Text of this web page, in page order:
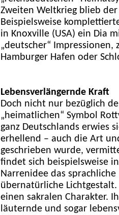
Zweiten Weltkrieg blieb
Beispielsweise
in Knoxville (USA) ein Dia
„deutscher“
Hamburger Hafen oder
Lebensverlängernde Kraft
Doch nicht nur bezüglich
„heimatlichen“ Symbol
ganz Deutschlands erwies
erhellend – auch die Art
geschrieben wurde,
findet sich beispielsweise
Narrenidee das
übernatürliche
einen sakralen Charakter.
läuternde und sogar